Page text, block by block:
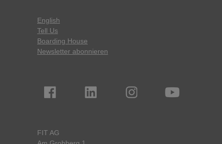
English
Tell Us
Boarding House
Newsletter abonnieren
FIT AG